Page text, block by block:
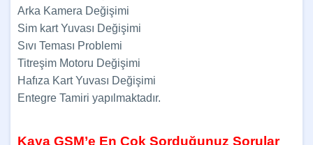
Arka Kamera Değişimi
Sim kart Yuvası Değişimi
Sıvı Teması Problemi
Titreşim Motoru Değişimi
Hafıza Kart Yuvası Değişimi
Entegre Tamiri yapılmaktadır.
Kaya GSM’e En Çok Sorduğunuz Sorular